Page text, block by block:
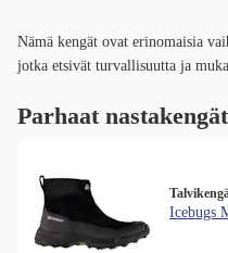
Nämä kengät ovat erinomaisia
jotka etsivät turvallisuutta ja
Parhaat
Icebugs